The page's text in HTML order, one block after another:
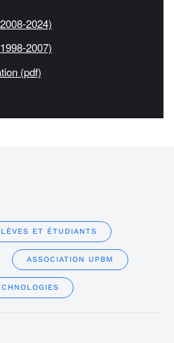
2024)
2007)
(pdf)
ET ÉTUDIANTS
ASSOCIATION UPBM